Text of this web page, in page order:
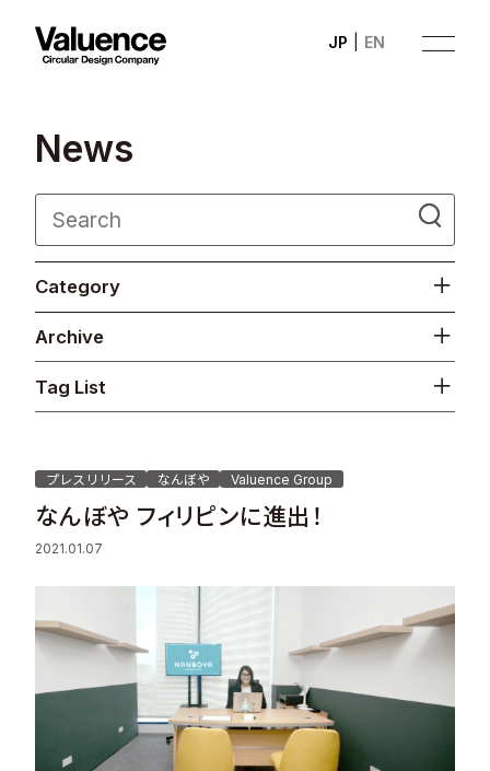
EN
JP
Company
Philosophy
Business
Investor Relations
Sustainability
Recruit
Contact
News
Category
Archive
Tag List
プレスリリース なんぼや Valuence Group
なんぼや フィリピンに進出！
2021.01.07